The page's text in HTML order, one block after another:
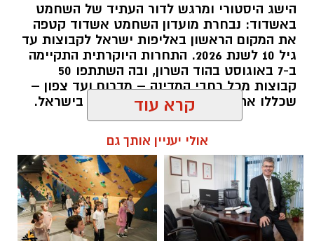
הישג היסטורי ומרגש לדור העתיד של השחמט
באשדוד: נבחרת מועדון השחמט אשדוד קטפה
את המקום הראשון באליפות ישראל לקבוצות עד
גיל 10 לשנת 2026. התחרות היוקרתית התקיימה
ב-7 באוגוסט בהוד השרון, ובה השתתפו 50
קבוצות מכל רחבי המדינה – מדרום ועד צפון –
שכללו את מיטב הכישרונות הצעירים בישראל.
אלדה נתנאל / 12:52 09.08.26
קרא עוד
אולי יעניין אותך גם